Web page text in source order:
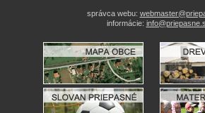
správca webu:
informácie: